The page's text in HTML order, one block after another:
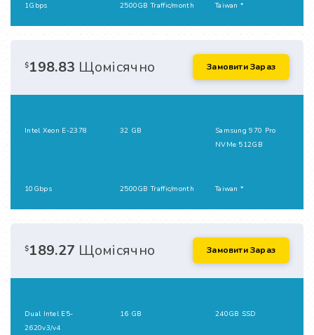
1Gbps 2500GB Traffic/month Taiwan *
$198.83 Щомісячно Замовити Зараз
Intel Xeon E-2378 32 GB
Samsung 970 Pro
NVMe 512GB
10Gbps 2500GB Traffic/month Taiwan *
$189.27 Щомісячно Замовити Зараз
Dual Intel E5-
2620v3/v4
16 GB 240GB SSD